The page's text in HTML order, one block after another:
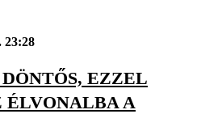
23:28
EZZEL
ÉLVONALBA A